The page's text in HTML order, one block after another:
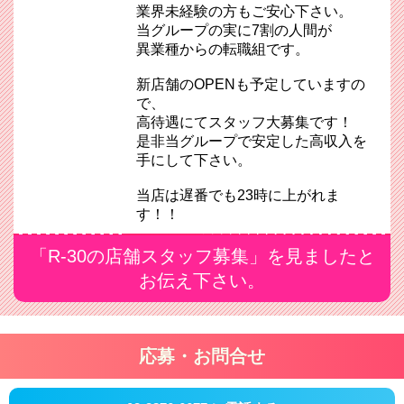
業界未経験の方もご安心下さい。
当グループの実に7割の人間が
異業種からの転職組です。
新店舗のOPENも予定していますの
で、
高待遇にてスタッフ大募集です！
是非当グループで安定した高収入を
手にして下さい。
当店は遅番でも23時に上がれま
す！！
「R-30の店舗スタッフ募集」を見ましたと
お伝え下さい。
応募・お問合せ